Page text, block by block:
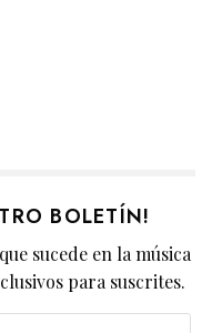
BOLETÍN!
sucede en la música
para suscrites.